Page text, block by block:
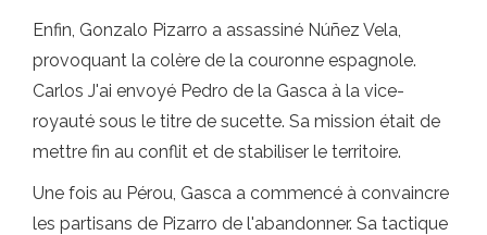
Enfin, Gonzalo Pizarro a assassiné Núñez Vela,
provoquant la colère de la couronne espagnole.
Carlos J'ai envoyé Pedro de la Gasca à la vice-
royauté sous le titre de sucette. Sa mission était de
mettre fin au conflit et de stabiliser le territoire.
Une fois au Pérou, Gasca a commencé à convaincre
les partisans de Pizarro de l'abandonner. Sa tactique